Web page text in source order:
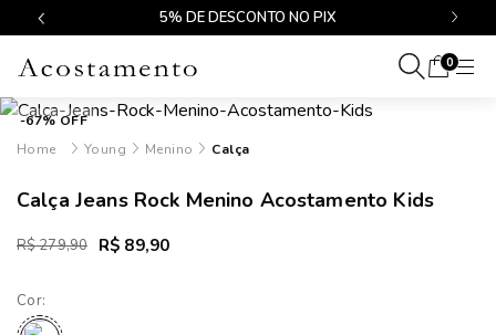
5% DE DESCONTO NO PIX
0
-67% OFF
Young
Menino Calça
Calça Jeans Rock Menino Acostamento Kids
R$ 279,90 R$ 89,90
Cor: